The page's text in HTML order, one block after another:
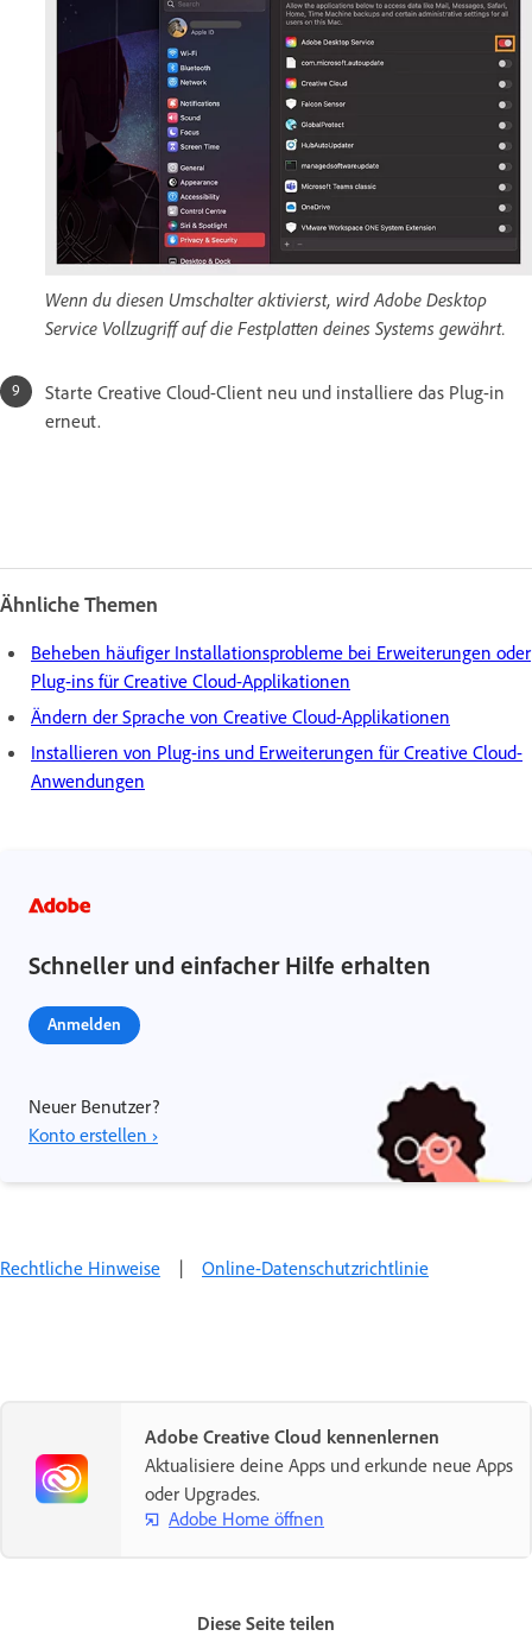
Wenn du diesen Umschalter aktivierst, wird Adobe Desktop
Service Vollzugriff auf die Festplatten deines Systems gewährt.
Starte Creative Cloud-Client neu und installiere das Plug-in
erneut.
Ähnliche Themen
Beheben häufiger Installationsprobleme bei Erweiterungen oder
Plug-ins für Creative Cloud-Applikationen
Ändern der Sprache von Creative Cloud-Applikationen
Installieren von Plug-ins und Erweiterungen für Creative Cloud-
Anwendungen
Schneller und einfacher Hilfe erhalten
Anmelden
Neuer Benutzer?
Konto erstellen ›
Rechtliche Hinweise | Online-Datenschutzrichtlinie
Adobe Creative Cloud kennenlernen
Aktualisiere deine Apps und erkunde neue Apps
oder Upgrades.
Adobe Home öffnen
Diese Seite teilen